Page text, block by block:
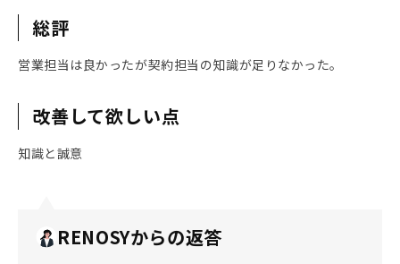
総評
営業担当は良かったが契約担当の知識が足りなかった。
改善して欲しい点
知識と誠意
RENOSYからの返答